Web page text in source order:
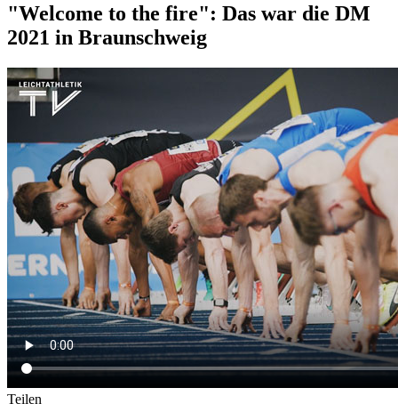
"Welcome to the fire": Das war die DM
2021 in Braunschweig
Teilen